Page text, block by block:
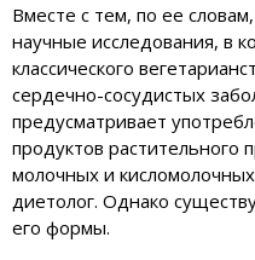
Вместе с тем, по ее
научные исследования, в
классического
сердечно-сосудистых
предусматривает
продуктов растительного
молочных и
диетолог. Однако
его формы.